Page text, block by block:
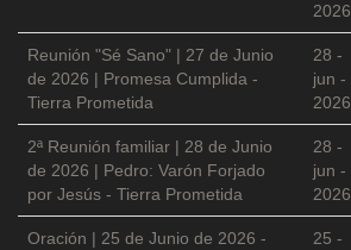
2026
Reunión "Sé Sano" | 27 de Junio
de 2026 | Promesa Cumplida -
Tierra Prometida
28 -
jun -
2026
2ª Reunión familiar | 28 de Junio
de 2026 | Pedro: Varón Forjado
por Jesús - Tierra Prometida
28 -
jun -
2026
Oración | 25 de Junio de 2026 -
25 -